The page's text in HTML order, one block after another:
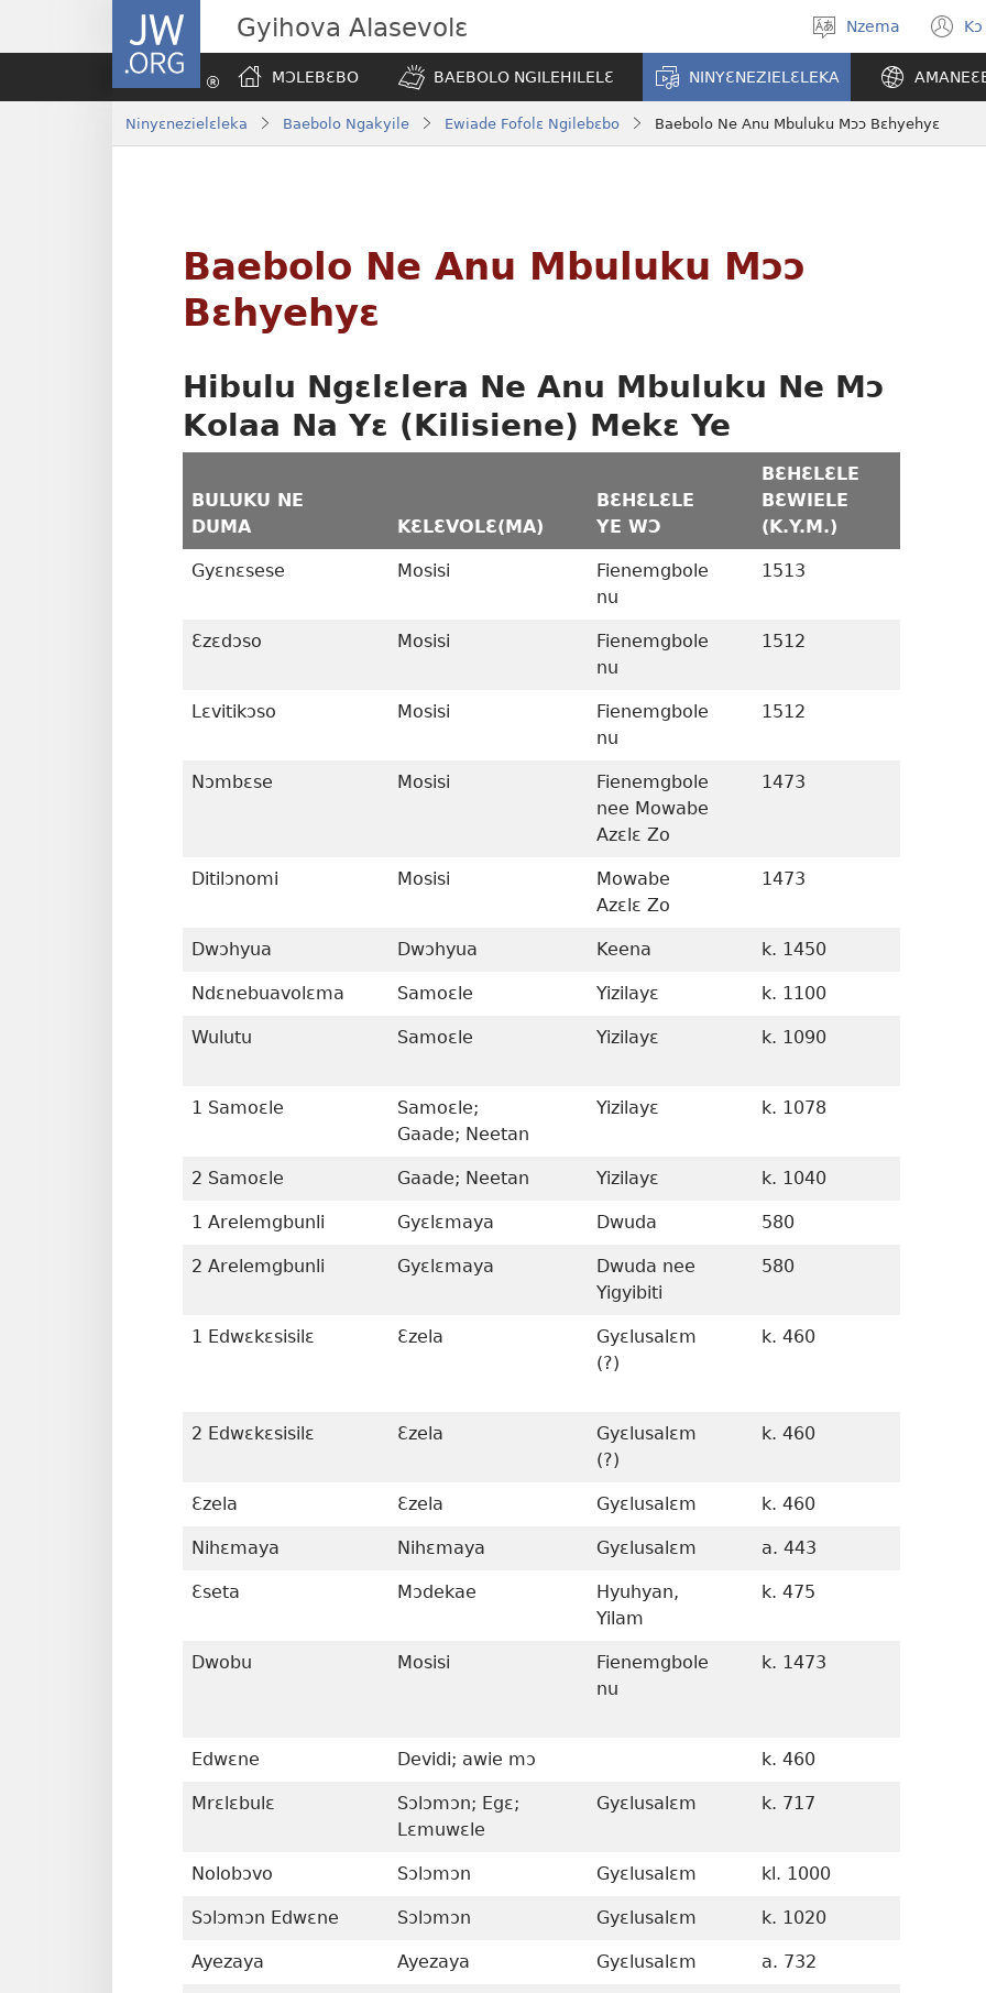
JW.ORG Gyihova Alasevolɛ
Kpa
aneɛ
Nzema
MƆLEBƐBO BAEBOLO NGILEHILELƐ NINYƐNEZIELƐLEKA
Ninyɛnezielɛleka Baebolo Ngakyile Ewiade Fofolɛ Ngilebɛbo Baebolo Ne Anu Mbuluku Mɔɔ Bɛhyehyɛ
Baebolo Ne Anu Mbuluku Mɔɔ
Bɛhyehyɛ
Hibulu Ngɛlɛlera Ne Anu Mbuluku Ne Mɔ
Kolaa Na Yɛ (Kilisiene) Mekɛ Ye
BULUKU NE
DUMA
KƐLƐVOLƐ(MA)
BƐHƐLƐLE
YE WƆ
BƐHƐLƐLE
BƐWIELE
(K.Y.M.)
Gyɛnɛsese Mosisi
Fienemgbole
nu
1513
Ɛzɛdɔso Mosisi
Fienemgbole
nu
1512
Lɛvitikɔso Mosisi
Fienemgbole
nu
1512
Nɔmbɛse Mosisi
Fienemgbole
nee Mowabe
Azɛlɛ Zo
1473
Ditilɔnomi Mosisi
Mowabe
Azɛlɛ Zo
1473 Siane
Dwɔhyua Dwɔhyua Keena k. 1450
Ndɛnebuavolɛma Samoɛle Yizilayɛ k. 1100 k.
Wulutu Samoɛle Yizilayɛ k. 1090
ɛvolɛ
1 Samoɛle
Samoɛle;
Gaade; Neetan
Yizilayɛ k. 1078 k.
2 Samoɛle Gaade; Neetan Yizilayɛ k. 1040
1 Arelemgbunli Gyɛlɛmaya Dwuda 580 k.
2 Arelemgbunli Gyɛlɛmaya
Dwuda nee
Yigyibiti
580 k. 920-
1 Edwɛkɛsisilɛ Ɛzela
Gyɛlusalɛm
(?)
k. 460
1
2 Edwɛkɛsisilɛ Ɛzela
Gyɛlusalɛm
(?)
k. 460
Ɛzela Ɛzela Gyɛlusalɛm k. 460
Nihɛmaya Nihɛmaya Gyɛlusalɛm a. 443
Ɛseta Mɔdekae
Hyuhyan,
Yilam
k. 475
Dwobu Mosisi
Fienemgbole
nu
k. 1473
Edwɛne Devidi; awie mɔ k. 460
Mrɛlɛbulɛ
Sɔlɔmɔn; Egɛ;
Lɛmuwɛle
Gyɛlusalɛm k. 717
Nolobɔvo Sɔlɔmɔn Gyɛlusalɛm kl. 1000
Sɔlɔmɔn Edwɛne Sɔlɔmɔn Gyɛlusalɛm k. 1020
Ayezaya Ayezaya Gyɛlusalɛm a. 732